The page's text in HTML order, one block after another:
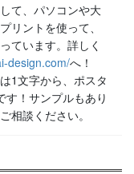
て、パソコンや大
リントを使って、
ています。詳しく
design.com/へ！
1文字から、ポスタ
す！サンプルもあり
相談ください。